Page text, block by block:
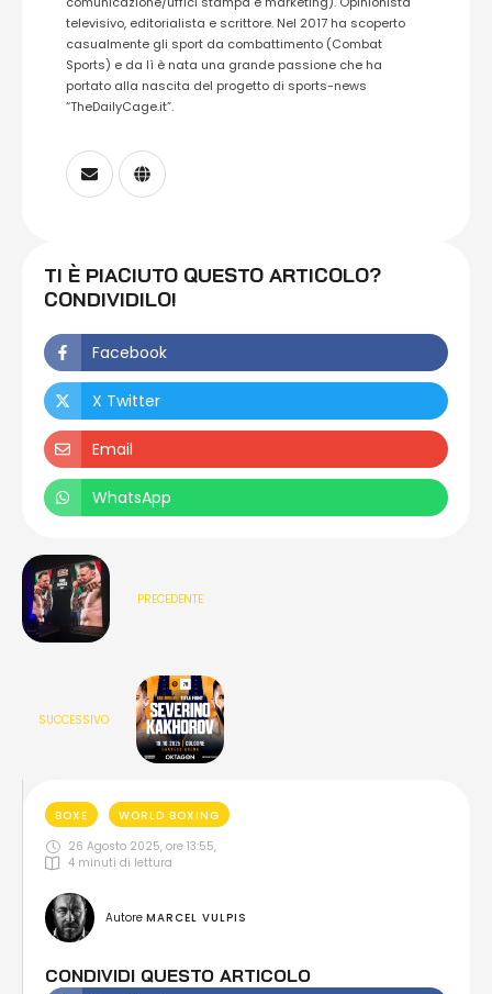
televisivo, editorialista e scrittore. Nel 2017 ha scoperto
casualmente gli sport da combattimento (Combat
Sports) e da lì è nata una grande passione che ha
portato alla nascita del progetto di sports-news
“TheDailyCage.it”.
TI È PIACIUTO QUESTO ARTICOLO?
CONDIVIDILO!
Facebook
X Twitter
Email
WhatsApp
PRECEDENTE
SUCCESSIVO
BOXE
WORLD BOXING
26 Agosto 2025, ore 13:55,
4 minuti di lettura
Autore MARCEL VULPIS
CONDIVIDI QUESTO ARTICOLO